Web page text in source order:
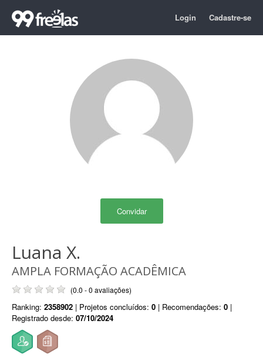
Login Cadastre-se
Convidar
Luana X.
AMPLA FORMAÇÃO ACADÊMICA
(0.0 - 0 avaliações)
Ranking: 2358902 | Projetos concluídos: 0 | Recomendações: 0 |
Registrado desde: 07/10/2024